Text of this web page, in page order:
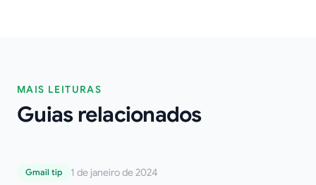
MAIS LEITURAS
Guias relacionados
Confirmação de leitura no Gmail: Um guia
Gmail tip 1 de janeiro de 2024